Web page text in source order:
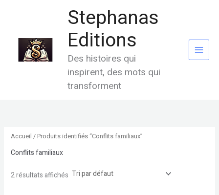
Stephanas
Editions
Des histoires qui
inspirent, des mots qui
transforment
Accueil / Produits identifiés “Conflits familiaux”
Conflits familiaux
2 résultats affichés